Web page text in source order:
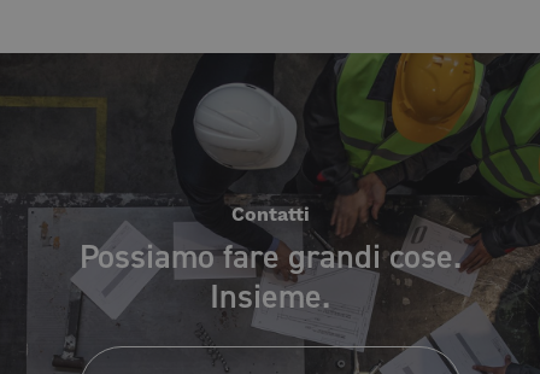
Contatti
Possiamo fare grandi cose.
Insieme.